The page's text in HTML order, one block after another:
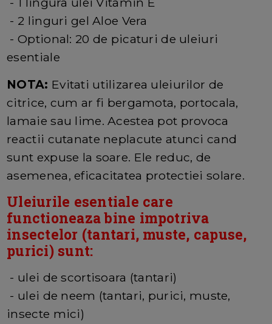
- 2 linguri gel Aloe Vera
- Optional: 20 de picaturi de uleiuri
esentiale
NOTA: Evitati utilizarea uleiurilor de
citrice, cum ar fi bergamota, portocala,
lamaie sau lime. Acestea pot provoca
reactii cutanate neplacute atunci cand
sunt expuse la soare. Ele reduc, de
asemenea, eficacitatea protectiei solare.
Uleiurile esentiale care
functioneaza bine impotriva
insectelor (tantari, muste, capuse,
purici) sunt:
- ulei de scortisoara (tantari)
- ulei de neem (tantari, purici, muste,
insecte mici)